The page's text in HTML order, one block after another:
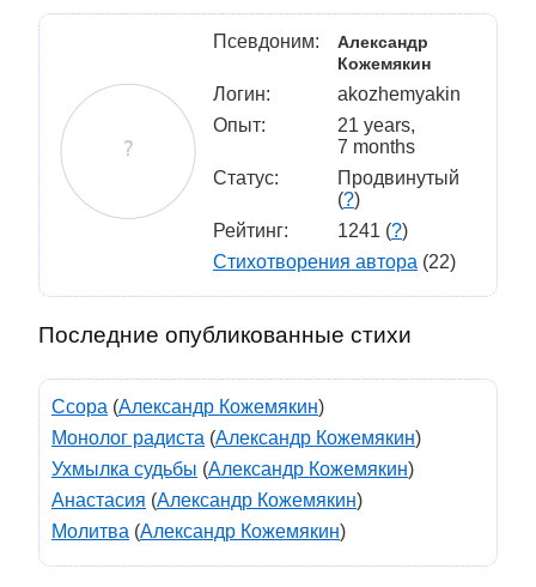
Псевдоним:
Александр
Кожемякин
Логин:
akozhemyakin
Опыт:
21 years,
7 months
Статус:
Продвинутый
(?)
Рейтинг:
1241 (?)
Стихотворения автора (22)
Последние опубликованные стихи
Ссора (Александр Кожемякин)
Монолог радиста (Александр Кожемякин)
Ухмылка судьбы (Александр Кожемякин)
Анастасия (Александр Кожемякин)
Молитва (Александр Кожемякин)